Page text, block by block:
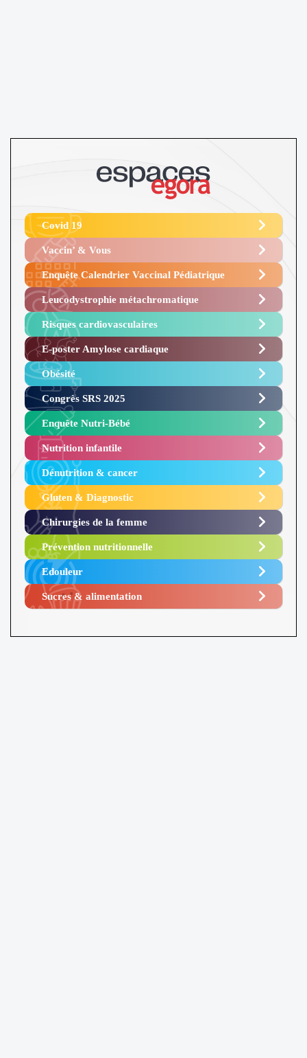
Covid 19
Vaccin’ & Vous
Enquête Calendrier Vaccinal Pédiatrique
Leucodystrophie métachromatique
Risques cardiovasculaires
E-poster Amylose cardiaque ​
Obésité ​
Congrès SRS 2025 ​
Enquête Nutri-Bébé ​
Nutrition infantile
Dénutrition & cancer
Gluten & Diagnostic
Chirurgies de la femme
Prévention nutritionnelle
Edouleur​
Sucres & alimentation​